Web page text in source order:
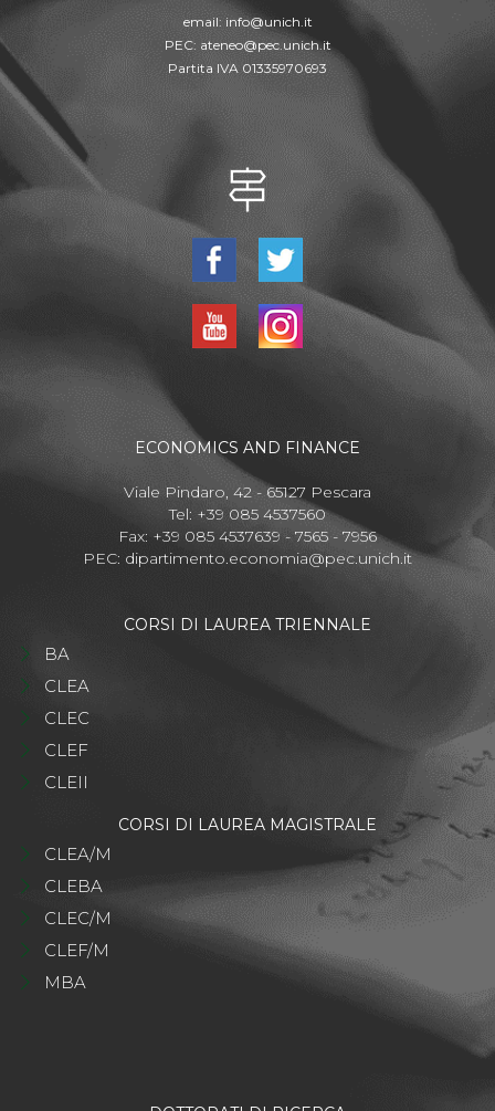
email: info@unich.it
PEC: ateneo@pec.unich.it
Partita IVA 01335970693
ECONOMICS AND FINANCE
Viale Pindaro, 42 - 65127 Pescara
Tel: +39 085 4537560
Fax: +39 085 4537639 - 7565 - 7956
PEC: dipartimento.economia@pec.unich.it
CORSI DI LAUREA TRIENNALE
BA
CLEA
CLEC
CLEF
CLEII
CORSI DI LAUREA MAGISTRALE
CLEA/M
CLEBA
CLEC/M
CLEF/M
MBA